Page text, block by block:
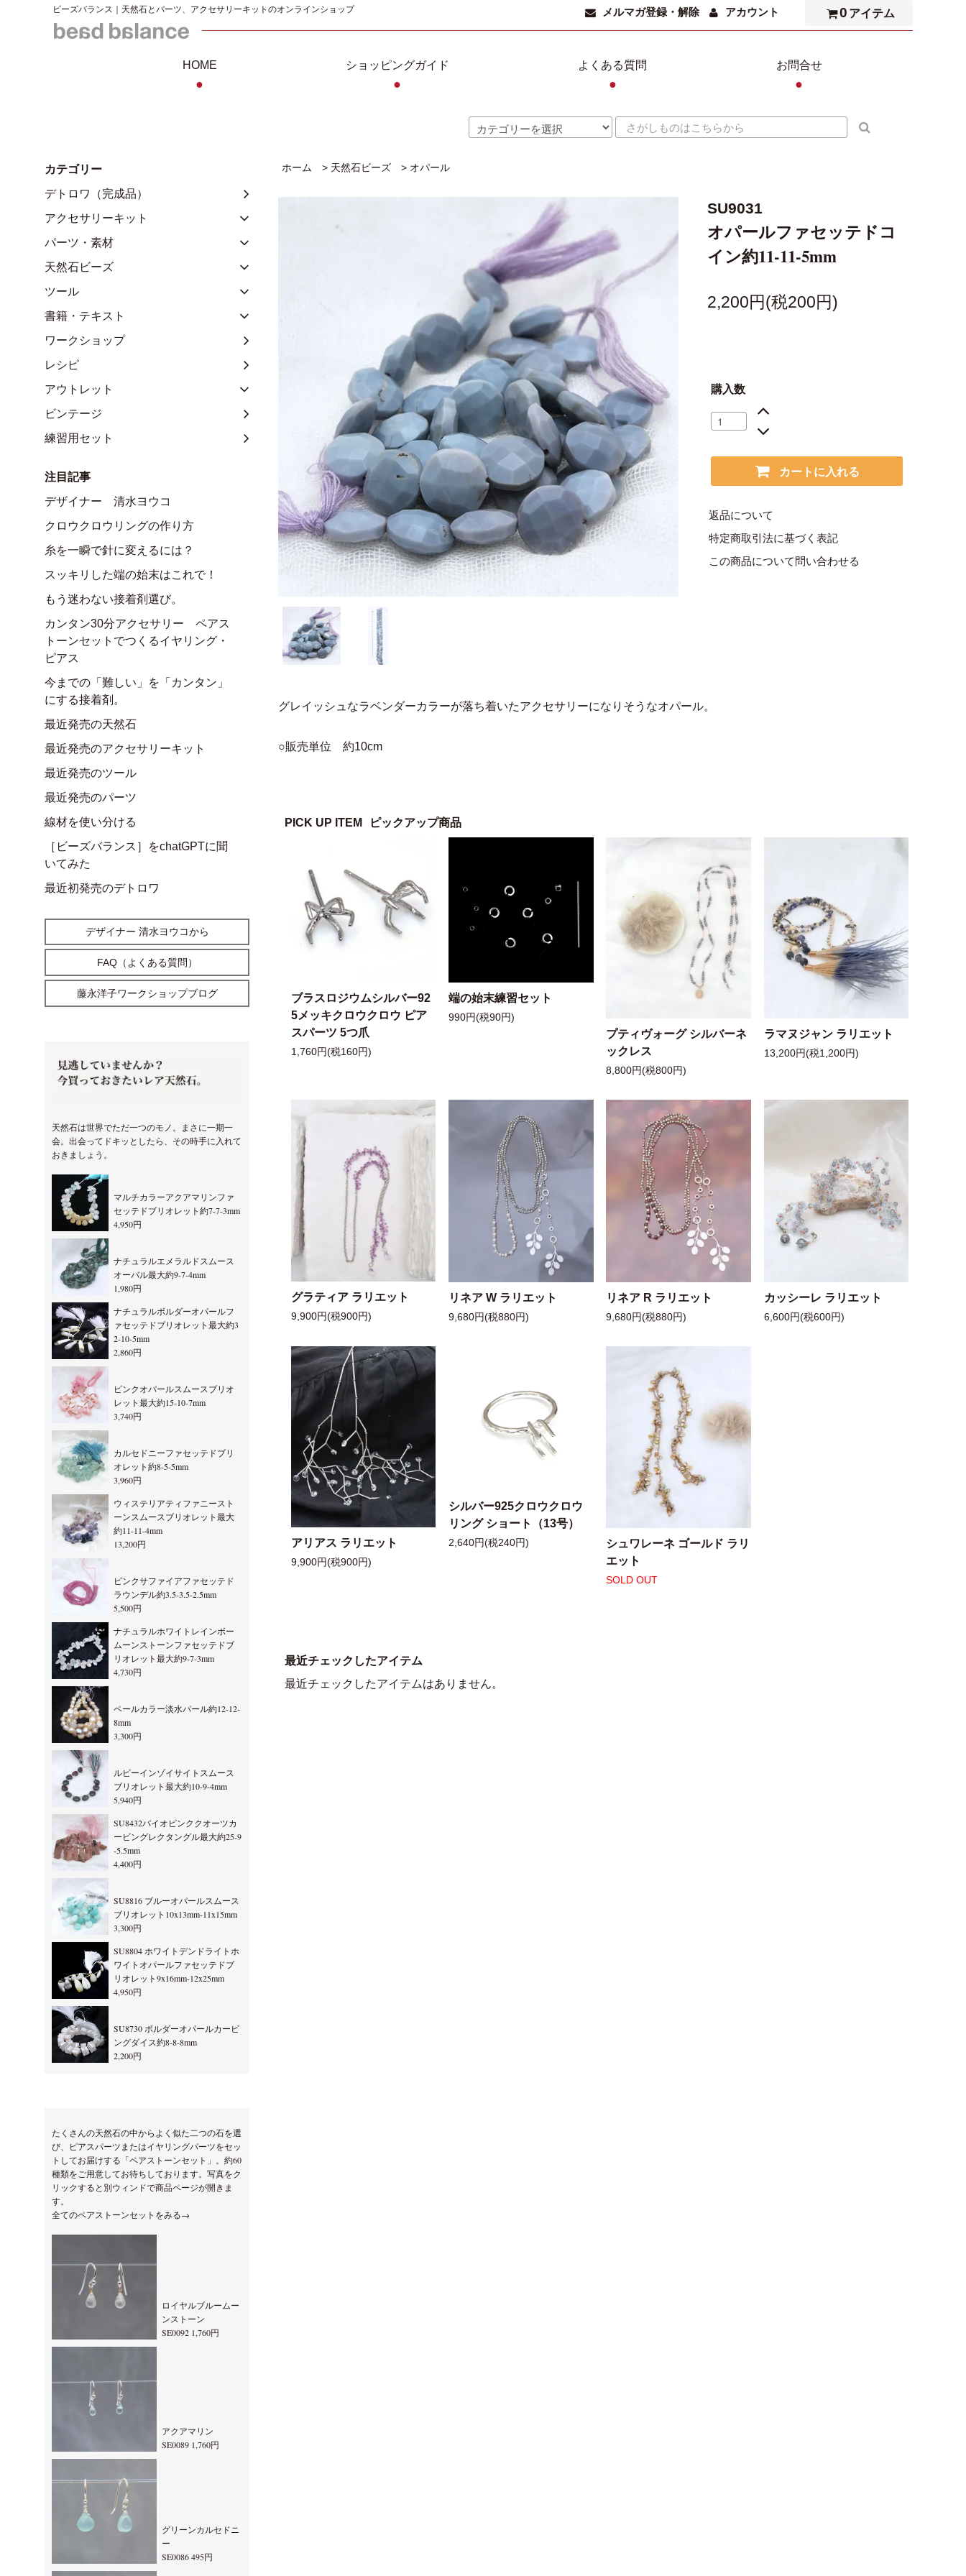
ビーズバランス｜天然石とパーツ、アクセサリーキットのオンラインショップ メルマガ登録・解除 アカウント 0 アイテム
HOME
●
ショッピングガイド
●
よくある質問
●
お問合せ
●
ホーム > 天然石ビーズ > オパール
SU9031
オパールファセッテドコ
イン約11-11-5mm
2,200円(税200円)
購入数
カートに入れる
返品について
特定商取引法に基づく表記
この商品について問い合わせる
グレイッシュなラベンダーカラーが落ち着いたアクセサリーになりそうなオパール。
○販売単位 約10cm
PICK UP ITEM ピックアップ商品
ブラスロジウムシルバー92
5メッキクロウクロウ ピア
スパーツ 5つ爪
1,760円(税160円)
端の始末練習セット
990円(税90円)
プティヴォーグ シルバーネ
ックレス
8,800円(税800円)
ラマヌジャン ラリエット
13,200円(税1,200円)
グラティア ラリエット
9,900円(税900円)
リネア W ラリエット
9,680円(税880円)
リネア R ラリエット
9,680円(税880円)
カッシーレ ラリエット
6,600円(税600円)
アリアス ラリエット
9,900円(税900円)
シルバー925クロウクロウ
リング ショート（13号）
2,640円(税240円)
シュワレーネ ゴールド ラリ
エット
SOLD OUT
最近チェックしたアイテム
最近チェックしたアイテムはありません。
カテゴリー
デトロワ（完成品）
アクセサリーキット
パーツ・素材
天然石ビーズ
ツール
書籍・テキスト
ワークショップ
レシピ
アウトレット
ビンテージ
練習用セット
注目記事
デザイナー 清水ヨウコ
クロウクロウリングの作り方
糸を一瞬で針に変えるには？
スッキリした端の始末はこれで！
もう迷わない接着剤選び。
カンタン30分アクセサリー ペアス
トーンセットでつくるイヤリング・
ピアス
今までの「難しい」を「カンタン」
にする接着剤。
最近発売の天然石
最近発売のアクセサリーキット
最近発売のツール
最近発売のパーツ
線材を使い分ける
［ビーズバランス］をchatGPTに聞
いてみた
最近初発売のデトロワ
デザイナー 清水ヨウコから
FAQ（よくある質問）
藤永洋子ワークショップブログ
天然石は世界でただ一つのモノ。まさに一期一
会。出会ってドキッとしたら、その時手に入れて
おきましょう。
マルチカラーアクアマリンファ
セッテドブリオレット約7-7-3mm
4,950円
ナチュラルエメラルドスムース
オーバル最大約9-7-4mm
1,980円
ナチュラルボルダーオパールフ
ァセッテドブリオレット最大約3
2-10-5mm
2,860円
ピンクオパールスムースブリオ
レット最大約15-10-7mm
3,740円
カルセドニーファセッテドブリ
オレット約8-5-5mm
3,960円
ウィステリアティファニースト
ーンスムースブリオレット最大
約11-11-4mm
13,200円
ピンクサファイアファセッテド
ラウンデル約3.5-3.5-2.5mm
5,500円
ナチュラルホワイトレインボー
ムーンストーンファセッテドブ
リオレット最大約9-7-3mm
4,730円
ペールカラー淡水パール約12-12-
8mm
3,300円
ルビーインゾイサイトスムース
ブリオレット最大約10-9-4mm
5,940円
SU8432バイオピンククオーツカ
ービングレクタングル最大約25-9
-5.5mm
4,400円
SU8816 ブルーオパールスムース
ブリオレット10x13mm-11x15mm
3,300円
SU8804 ホワイトデンドライトホ
ワイトオパールファセッテドブ
リオレット9x16mm-12x25mm
4,950円
SU8730 ボルダーオパールカービ
ングダイス約8-8-8mm
2,200円
たくさんの天然石の中からよく似た二つの石を選
び、ピアスパーツまたはイヤリングパーツをセッ
トしてお届けする「ペアストーンセット」。約60
種類をご用意してお待ちしております。写真をク
リックすると別ウィンドで商品ページが開きま
す。
全てのペアストーンセットをみる→
ロイヤルブルームー
ンストーン
SE0092 1,760円
アクアマリン
SE0089 1,760円
グリーンカルセドニ
ー
SE0086 495円